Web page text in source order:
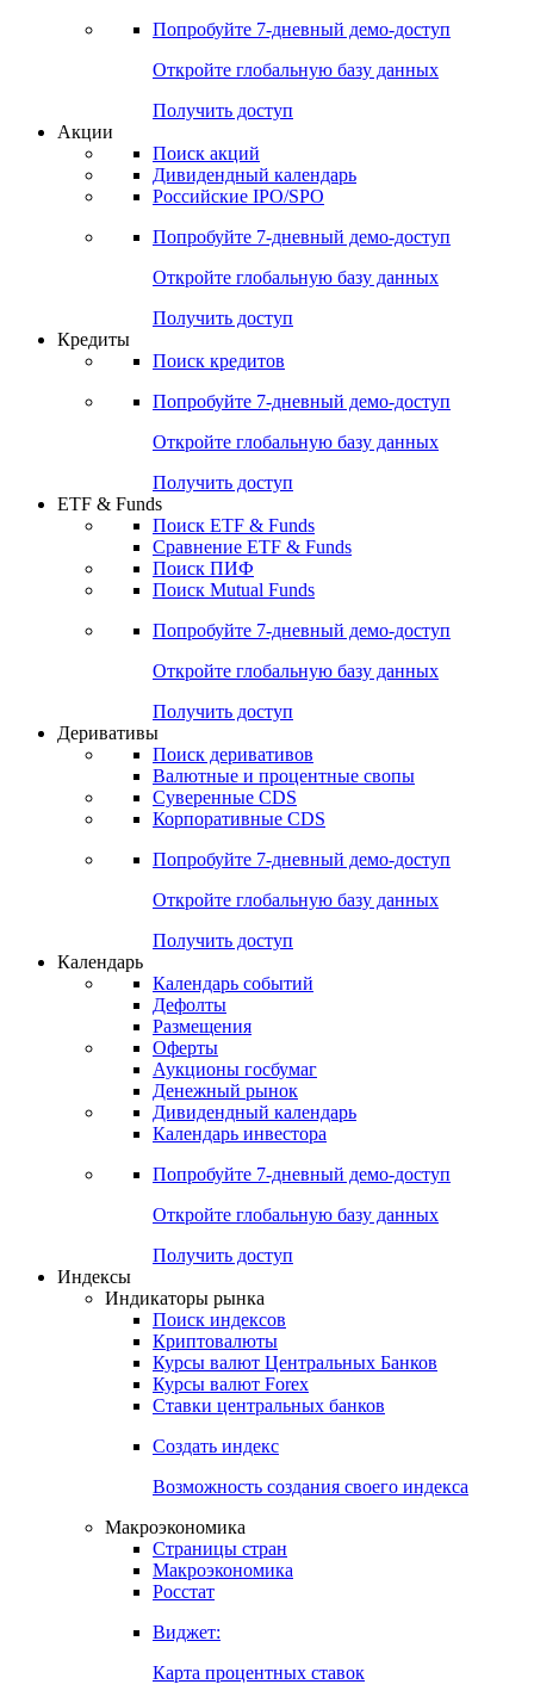
Попробуйте 7-дневный демо-доступ
Откройте глобальную базу данных
Получить доступ
Акции
Поиск акций
Дивидендный календарь
Российские IPO/SPO
Попробуйте 7-дневный демо-доступ
Откройте глобальную базу данных
Получить доступ
Кредиты
Поиск кредитов
Попробуйте 7-дневный демо-доступ
Откройте глобальную базу данных
Получить доступ
ETF & Funds
Поиск ETF & Funds
Сравнение ETF & Funds
Поиск ПИФ
Поиск Mutual Funds
Попробуйте 7-дневный демо-доступ
Откройте глобальную базу данных
Получить доступ
Деривативы
Поиск деривативов
Валютные и процентные свопы
Суверенные CDS
Корпоративные CDS
Попробуйте 7-дневный демо-доступ
Откройте глобальную базу данных
Получить доступ
Календарь
Календарь событий
Дефолты
Размещения
Оферты
Аукционы госбумаг
Денежный рынок
Дивидендный календарь
Календарь инвестора
Попробуйте 7-дневный демо-доступ
Откройте глобальную базу данных
Получить доступ
Индексы
Индикаторы рынка
Поиск индексов
Криптовалюты
Курсы валют Центральных Банков
Курсы валют Forex
Ставки центральных банков
Создать индекс
Возможность создания своего индекса
Макроэкономика
Страницы стран
Макроэкономика
Росстат
Виджет:
Карта процентных ставок